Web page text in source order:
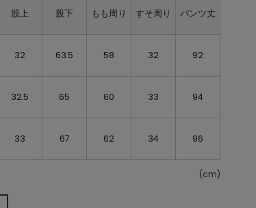
股上 股下 もも周り すそ周り パンツ丈
32 63.5 58 32 92
32.5 65 60 33 94
33 67 62 34 96
(cm)